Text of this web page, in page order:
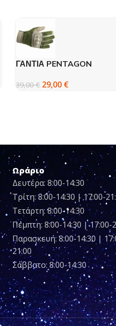
ΓΑΝΤΙΑ PENTAGON
39,00€ 29,00 €
Ωράριο
Δευτέρα: 8:00-14:30
Τρίτη: 8:00-14:30 | 17:00-
Τετάρτη: 8:00-14:30
Πέμπτη: 8:00-14:30 | 17:00-
Παρασκευή: 8:00-14:30 |
21:00
Σάββατο: 8:00-14:30